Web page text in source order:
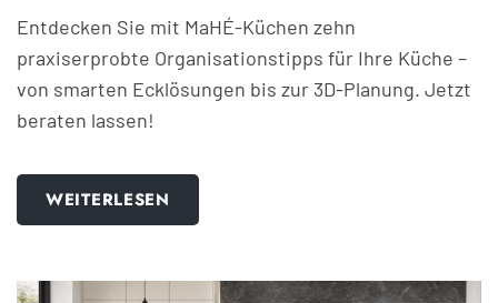
Entdecken Sie mit MaHÉ-Küchen zehn
praxiserprobte Organisationstipps für Ihre Küche –
von smarten Ecklösungen bis zur 3D-Planung. Jetzt
beraten lassen!
WEITERLESEN